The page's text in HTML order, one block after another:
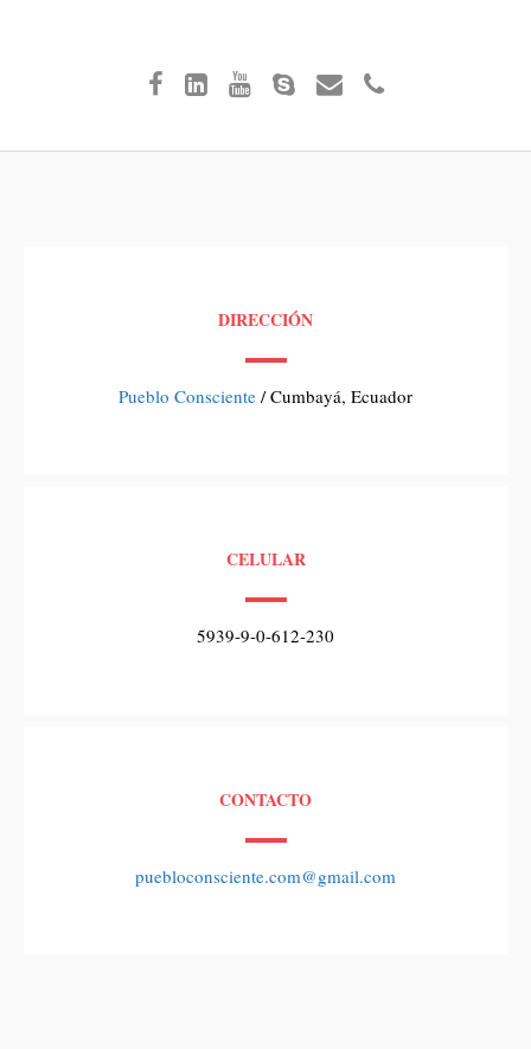
DIRECCIÓN
Pueblo Consciente / Cumbayá, Ecuador
CELULAR
5939-9-0-612-230
CONTACTO
puebloconsciente.com@gmail.com